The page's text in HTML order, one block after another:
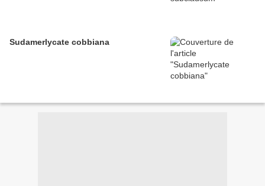
Sudamerlycate cobbiana